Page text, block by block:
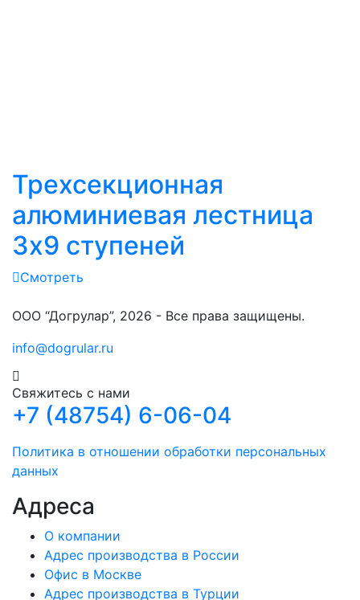
Трехсекционная
алюминиевая лестница
3х9 ступеней
Смотреть
ООО “Догрулар”, 2026 - Все права защищены.
info@dogrular.ru
Свяжитесь с нами
+7 (48754) 6-06-04
Политика в отношении обработки персональных
данных
Адреса
О компании
Адрес производства в России
Офис в Москве
Адрес производства в Турции